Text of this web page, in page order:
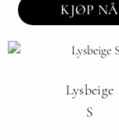
KJØP NÅ
Lysbeige
S